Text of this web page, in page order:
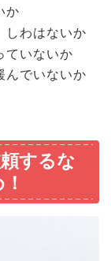
か
しわはないか
ていないか
んでいないか
するな